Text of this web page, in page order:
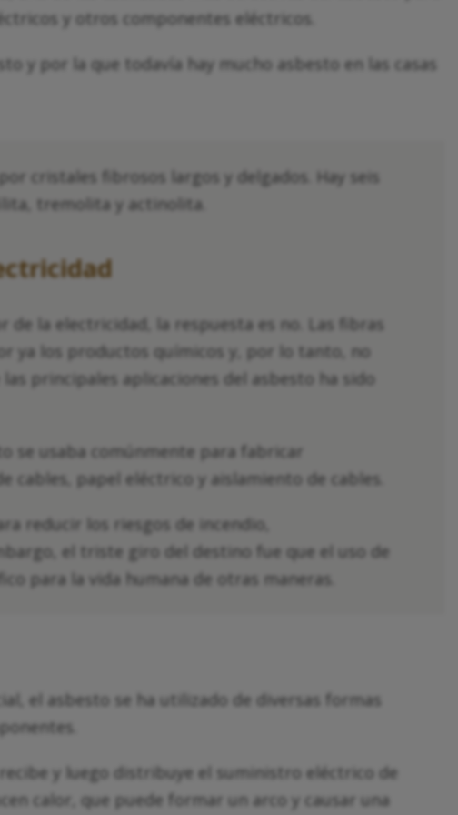
y otros componentes eléctricos.
y por la que todavía hay mucho asbesto en las casas
cristales fibrosos largos y delgados. Hay seis
tremolita y actinolita.
la electricidad, la respuesta es no. Las fibras
ya los productos químicos y, por lo tanto, no
principales aplicaciones del asbesto ha sido
se usaba comúnmente para fabricar
cables, papel eléctrico y aislamiento de cables.
reducir los riesgos de incendio,
el triste giro del destino fue que el uso de
para la vida humana de otras maneras.
el asbesto se ha utilizado de diversas formas
y luego distribuye el suministro eléctrico de
calor, que puede formar un arco y causar una